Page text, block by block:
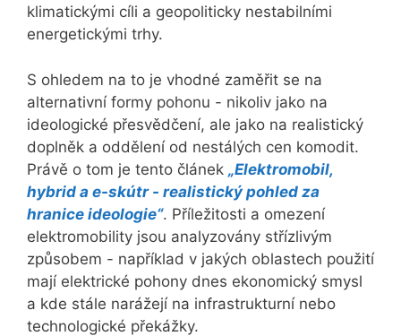
klimatickými cíli a geopoliticky nestabilními
energetickými trhy.
S ohledem na to je vhodné zaměřit se na
alternativní formy pohonu - nikoliv jako na
ideologické přesvědčení, ale jako na realistický
doplněk a oddělení od nestálých cen komodit.
Právě o tom je tento článek „Elektromobil,
hybrid a e-skútr - realistický pohled za
hranice ideologie“. Příležitosti a omezení
elektromobility jsou analyzovány střízlivým
způsobem - například v jakých oblastech použití
mají elektrické pohony dnes ekonomický smysl
a kde stále narážejí na infrastrukturní nebo
technologické překážky.